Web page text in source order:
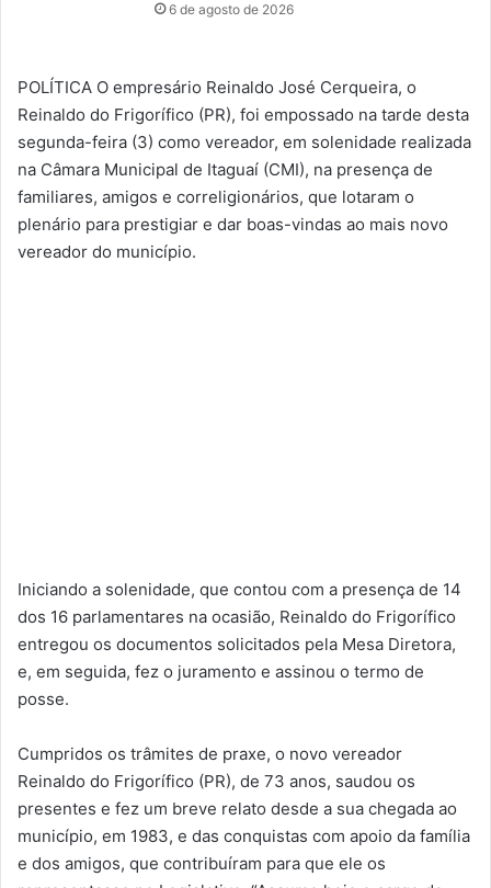
6 de agosto de 2026
POLÍTICA O empresário Reinaldo José Cerqueira, o
Reinaldo do Frigorífico (PR), foi empossado na tarde desta
segunda-feira (3) como vereador, em solenidade realizada
na Câmara Municipal de Itaguaí (CMI), na presença de
familiares, amigos e correligionários, que lotaram o
plenário para prestigiar e dar boas-vindas ao mais novo
vereador do município.
Iniciando a solenidade, que contou com a presença de 14
dos 16 parlamentares na ocasião, Reinaldo do Frigorífico
entregou os documentos solicitados pela Mesa Diretora,
e, em seguida, fez o juramento e assinou o termo de
posse.
Cumpridos os trâmites de praxe, o novo vereador
Reinaldo do Frigorífico (PR), de 73 anos, saudou os
presentes e fez um breve relato desde a sua chegada ao
município, em 1983, e das conquistas com apoio da família
e dos amigos, que contribuíram para que ele os